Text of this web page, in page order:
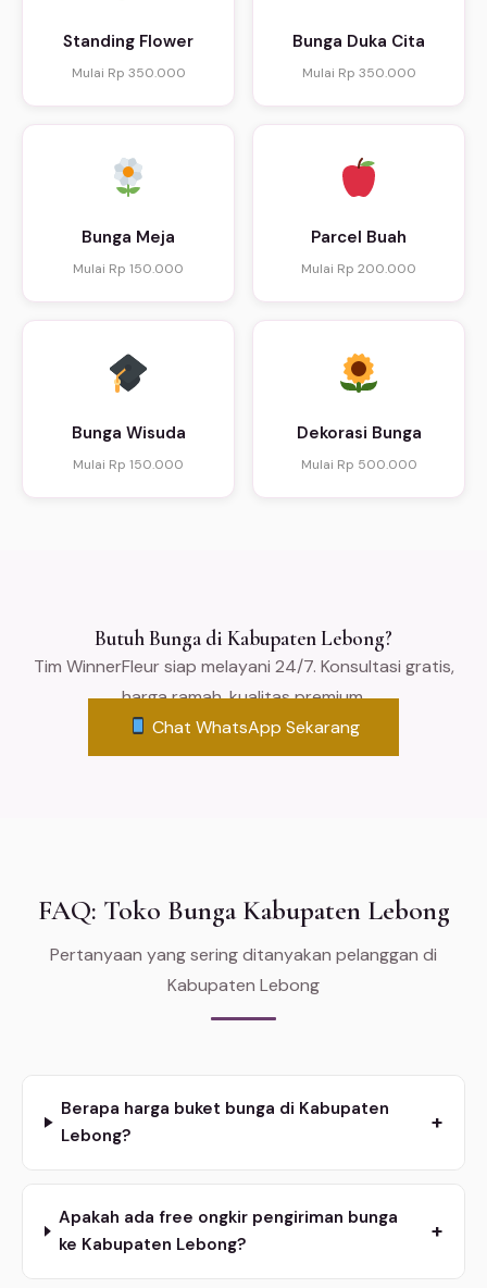
Standing Flower
Mulai Rp 350.000
Bunga Duka Cita
Mulai Rp 350.000
Bunga Meja
Mulai Rp 150.000
Parcel Buah
Mulai Rp 200.000
Bunga Wisuda
Mulai Rp 150.000
Dekorasi Bunga
Mulai Rp 500.000
Butuh Bunga di Kabupaten Lebong?
Tim WinnerFleur siap melayani 24/7. Konsultasi gratis,
harga ramah, kualitas premium.
Chat WhatsApp Sekarang
FAQ: Toko Bunga Kabupaten Lebong
Pertanyaan yang sering ditanyakan pelanggan di
Kabupaten Lebong
Berapa harga buket bunga di Kabupaten
Lebong?
+
Apakah ada free ongkir pengiriman bunga
ke Kabupaten Lebong?
+